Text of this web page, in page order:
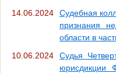
14.06.2024
Судебная
признания
области в
10.06.2024
Судья
юрисдикции